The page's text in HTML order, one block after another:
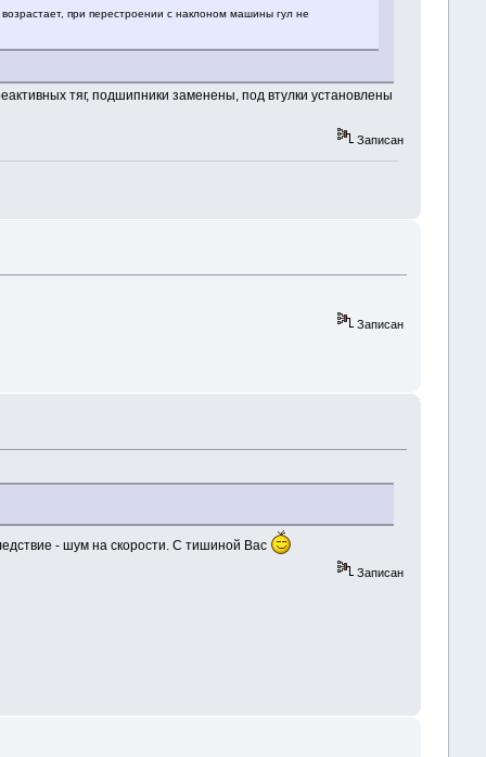
при перестроении с наклоном машины гул не
тяг, подшипники заменены, под втулки установлены
Записан
Записан
- шум на скорости. С тишиной Вас
Записан